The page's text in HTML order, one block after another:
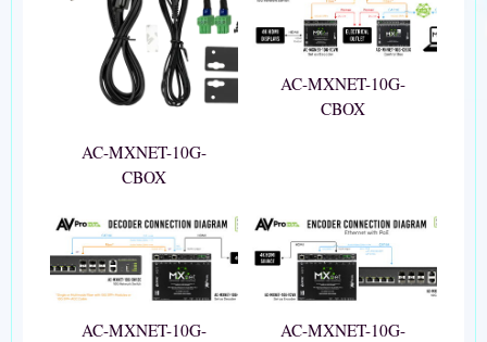
AC-MXNET-10G-
CBOX
AC-MXNET-10G-
CBOX
AC-MXNET-10G-
AC-MXNET-10G-